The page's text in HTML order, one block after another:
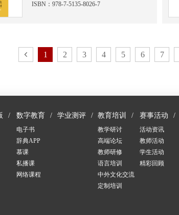
ISBN：978-7-5135-8026-7
1 2 3 4 5 6 7
数字教育
电子书
辞典APP
慕课
私播课
网络课程
学业测评 教育培训
教学研讨
高端论坛
教师研修
语言培训
中外文化交流
定制培训
赛事活动
活动资讯
教师活动
学生活动
精彩回顾